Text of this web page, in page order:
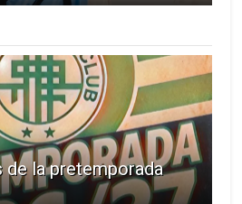
la pretemporada